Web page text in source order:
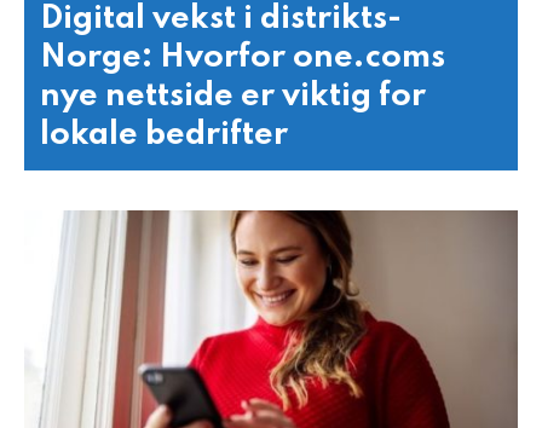
Digital vekst i distrikts-
Norge: Hvorfor one.coms
nye nettside er viktig for
lokale bedrifter